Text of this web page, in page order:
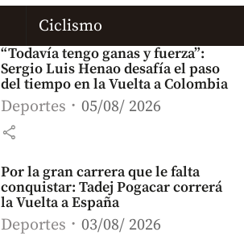
Ciclismo
“Todavía tengo ganas y fuerza”:
Sergio Luis Henao desafía el paso
del tiempo en la Vuelta a Colombia
Deportes 05/08/ 2026
share
Por la gran carrera que le falta
conquistar: Tadej Pogacar correrá
la Vuelta a España
Deportes 03/08/ 2026